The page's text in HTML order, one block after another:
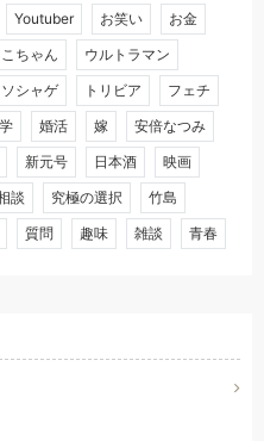
Youtuber お笑い
お金
ちゃん
ウルトラマン
ソシャゲ トリビア
フェチ
婚活 嫁
安倍なつみ
新元号 日本酒
映画
談 究極の選択
竹島
質問 趣味 雑談 青春